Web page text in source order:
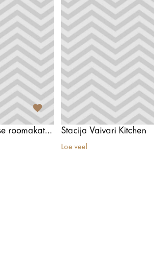
Ķemeri Püha Ristija Johannese roomakatoliku kirik Stacija Vaivari Kitchen
Loe veel